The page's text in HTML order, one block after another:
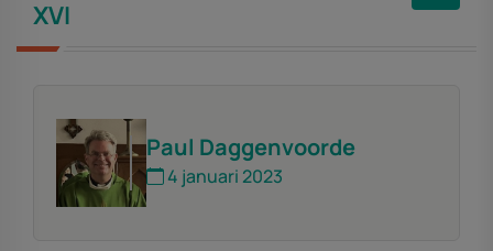
XVI
Paul Daggenvoorde
4 januari 2023